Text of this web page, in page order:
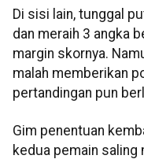
Di sisi lain, tunggal
dan meraih 3 angka
margin skornya.
malah memberikan
pertandingan pun
Gim penentuan
kedua pemain